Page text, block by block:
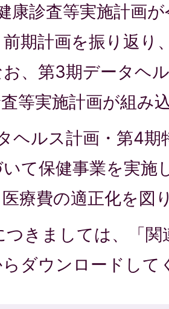
康診査等実施計画
期計画を振り返り
お、第3期データヘ
等実施計画が組み
ヘルス計画・第4期
て保健事業を実施
療費の適正化を図
つきましては、「
らダウンロードして